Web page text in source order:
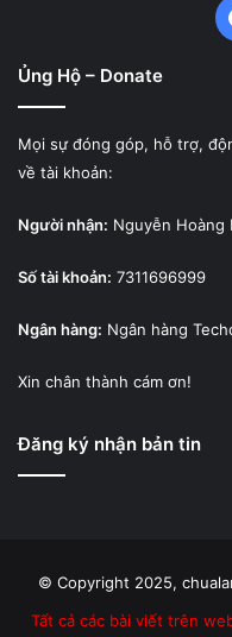
Ủng Hộ – Donate
Mọi sự đóng góp, hỗ trợ,
về tài khoản:
Người nhận: Nguyễn Hoàng
Số tài khoản: 7311696999
Ngân hàng: Ngân hàng
Xin chân thành cám ơn!
Đăng ký nhận bản tin
© Copyright 2025,
Tất cả các bài viết trên